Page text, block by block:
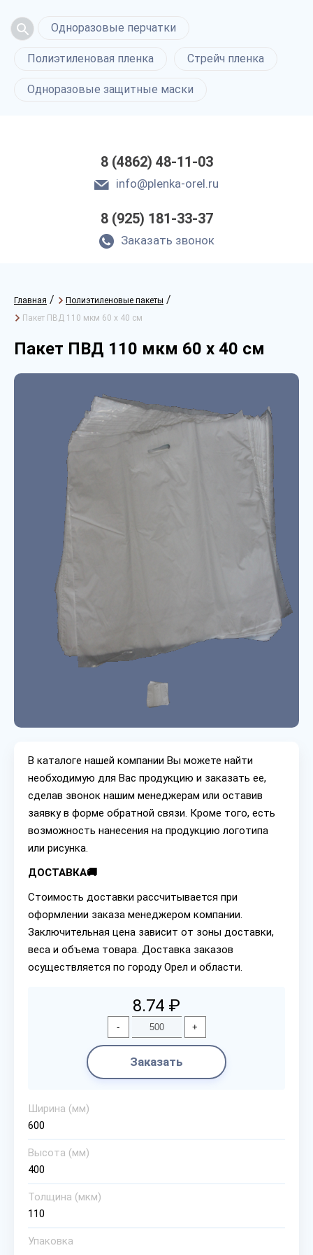
Одноразовые перчатки
Полиэтиленовая пленка Стрейч пленка
Одноразовые защитные маски
8 (4862) 48-11-03
info@plenka-orel.ru
8 (925) 181-33-37
Заказать звонок
Главная / Полиэтиленовые пакеты /
Пакет ПВД 110 мкм 60 х 40 см
Пакет ПВД 110 мкм 60 х 40 см
В каталоге нашей компании Вы можете найти
необходимую для Вас продукцию и заказать ее,
сделав звонок нашим менеджерам или оставив
заявку в форме обратной связи. Кроме того, есть
возможность нанесения на продукцию логотипа
или рисунка.
ДОСТАВКА🚚
Стоимость доставки рассчитывается при
оформлении заказа менеджером компании.
Заключительная цена зависит от зоны доставки,
веса и объема товара. Доставка заказов
осуществляется по городу Орел и области.
8.74 ₽
- +
Заказать
Ширина (мм)
600
Высота (мм)
400
Толщина (мкм)
110
Упаковка